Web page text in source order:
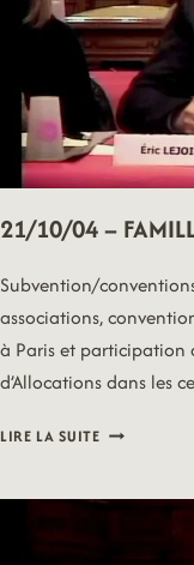
21/10/04 –
Subvention/
associations,
à Paris et participation
d’Allocations dans les
LIRE LA SUITE21/10/04
ET